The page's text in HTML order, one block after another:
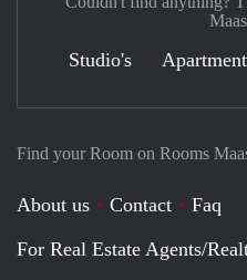
Find your Room on Rooms
About us Contact
Faq
For Real Estate Agents/
Studio's